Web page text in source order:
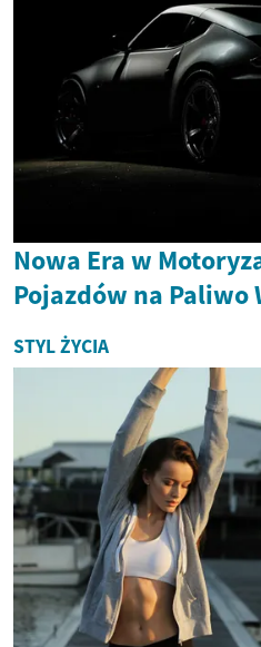
Nowa Era w
Pojazdów na Paliwo
STYL ŻYCIA